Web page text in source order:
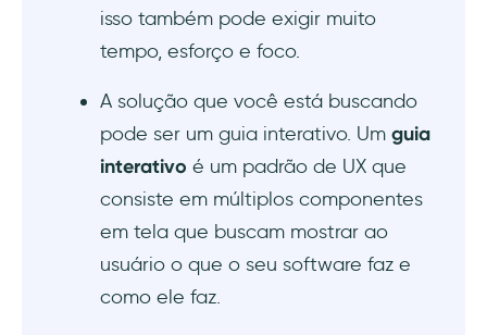
isso também pode exigir muito
tempo, esforço e foco.
A solução que você está buscando
pode ser um guia interativo. Um guia
interativo é um padrão de UX que
consiste em múltiplos componentes
em tela que buscam mostrar ao
usuário o que o seu software faz e
como ele faz.